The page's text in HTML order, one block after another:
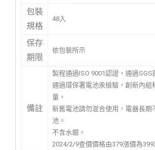
包裝
規格
48入
保存
期限
依包裝所示
備註
製程通過ISO 9001認證，通過SGS
通過環保署電池汞檢驗，創新內組
量。
新舊電池請勿混合使用，電器長期
池。
不含水銀。
2024/2/9查價價格由379漲價為399